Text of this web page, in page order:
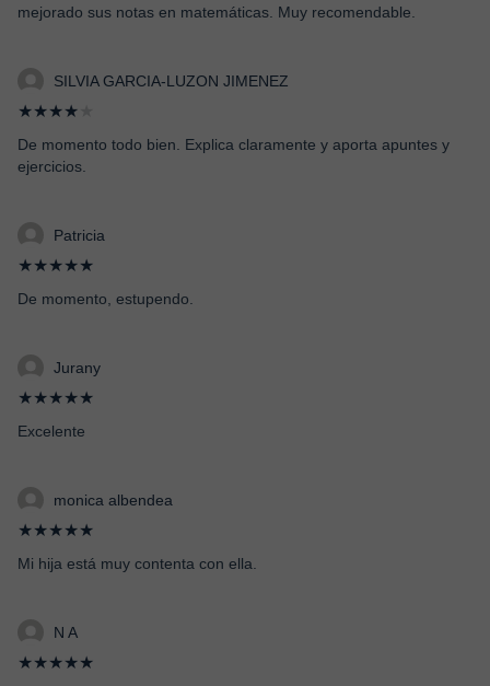
mejorado sus notas en matemáticas. Muy recomendable.
SILVIA GARCIA-LUZON JIMENEZ
★★★★
De momento todo bien. Explica claramente y aporta apuntes y
ejercicios.
Patricia
★★★★★
De momento, estupendo.
Jurany
★★★★★
Excelente
monica albendea
★★★★★
Mi hija está muy contenta con ella.
N A
★★★★★